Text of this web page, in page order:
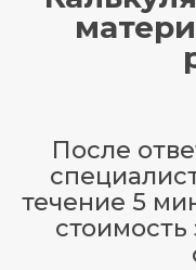
После
течение 5